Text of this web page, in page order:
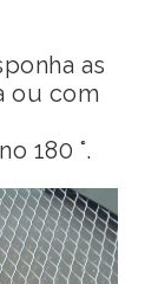
as
ou com
180 °.